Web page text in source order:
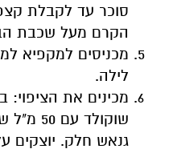
סוכר עד לקבלת
הקרם מעל שכבת
לילה.
גנאש חלק. יוצקים